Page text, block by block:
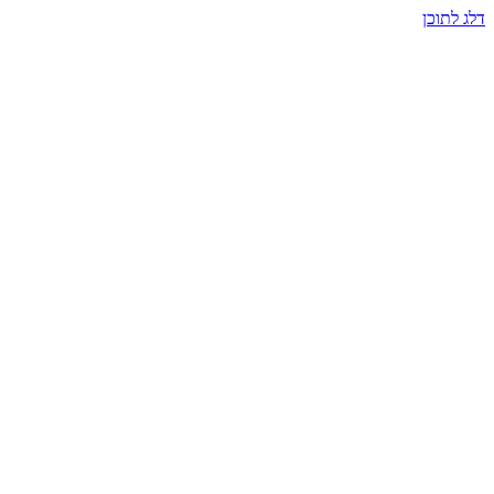
דלג לתוכן